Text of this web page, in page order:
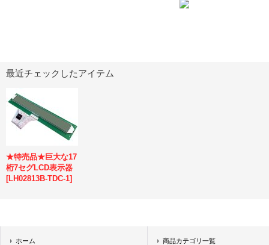
最近チェックしたアイテム
★特売品★巨大な17
桁7セグLCD表示器
[LH02813B-TDC-1]
ホーム 商品カテゴリ一覧